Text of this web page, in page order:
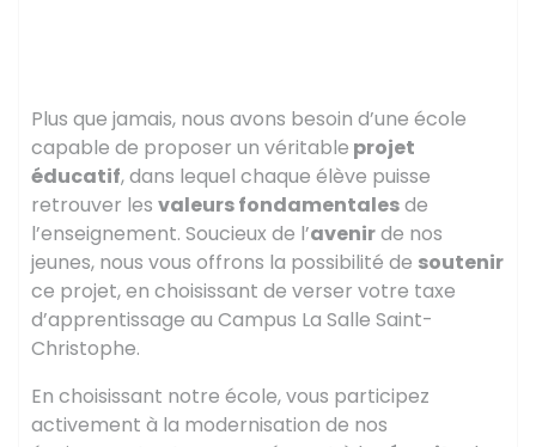
Plus que jamais, nous avons besoin d’une école
capable de proposer un véritable projet
éducatif, dans lequel chaque élève puisse
retrouver les valeurs fondamentalesde
l’enseignement. Soucieux de l’avenirde nos
jeunes, nous vous offrons la possibilité de soutenir
ce projet, en choisissant de verser votre taxe
d’apprentissage au Campus La Salle Saint-
Christophe.
En choisissant notre école, vous participez
activement à la modernisation de nos